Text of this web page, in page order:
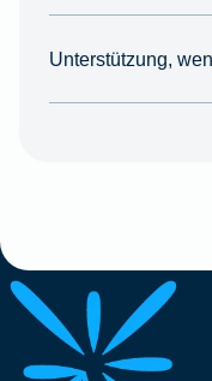
Unterstützung,